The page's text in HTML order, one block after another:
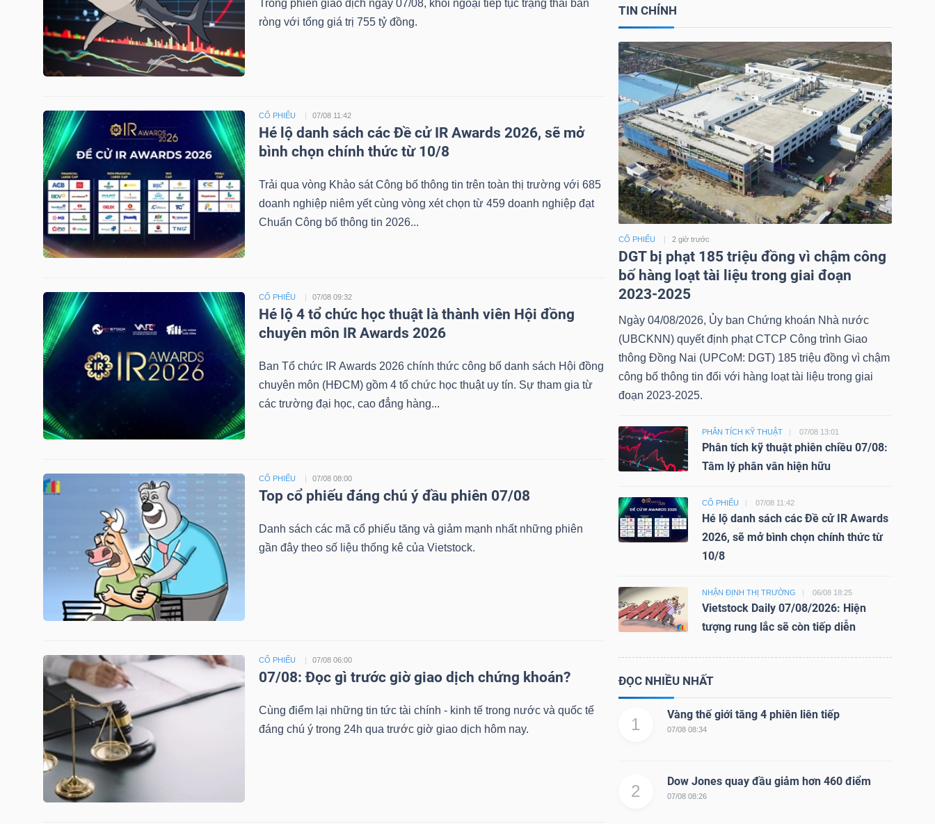
Trong phiên giao dịch ngày 07/08, khối ngoại tiếp tục trạng thái bán
ròng với tổng giá trị 755 tỷ đồng.
CỔ PHIẾU 07/08 11:42
Hé lộ danh sách các Đề cử IR Awards 2026, sẽ mở
bình chọn chính thức từ 10/8
Trải qua vòng Khảo sát Công bố thông tin trên toàn thị trường với 685
doanh nghiệp niêm yết cùng vòng xét chọn từ 459 doanh nghiệp đạt
Chuẩn Công bố thông tin 2026...
CỔ PHIẾU 07/08 09:32
Hé lộ 4 tổ chức học thuật là thành viên Hội đồng
chuyên môn IR Awards 2026
Ban Tổ chức IR Awards 2026 chính thức công bố danh sách Hội đồng
chuyên môn (HĐCM) gồm 4 tổ chức học thuật uy tín. Sự tham gia từ
các trường đại học, cao đẳng hàng...
CỔ PHIẾU 07/08 08:00
Top cổ phiếu đáng chú ý đầu phiên 07/08
Danh sách các mã cổ phiếu tăng và giảm mạnh nhất những phiên
gần đây theo số liệu thống kê của Vietstock.
CỔ PHIẾU 07/08 06:00
07/08: Đọc gì trước giờ giao dịch chứng khoán?
Cùng điểm lại những tin tức tài chính - kinh tế trong nước và quốc tế
đáng chú ý trong 24h qua trước giờ giao dịch hôm nay.
TIN CHÍNH
CỔ PHIẾU 2 giờ trước
DGT bị phạt 185 triệu đồng vì chậm công
bố hàng loạt tài liệu trong giai đoạn
2023-2025
Ngày 04/08/2026, Ủy ban Chứng khoán Nhà nước
(UBCKNN) quyết định phạt CTCP Công trình Giao
thông Đồng Nai (UPCoM: DGT) 185 triệu đồng vì chậm
công bố thông tin đối với hàng loạt tài liệu trong giai
đoạn 2023-2025.
PHÂN TÍCH KỸ THUẬT 07/08 13:01
Phân tích kỹ thuật phiên chiều 07/08:
Tâm lý phân vân hiện hữu
CỔ PHIẾU 07/08 11:42
Hé lộ danh sách các Đề cử IR Awards
2026, sẽ mở bình chọn chính thức từ
10/8
NHẬN ĐỊNH THỊ TRƯỜNG 06/08 18:25
Vietstock Daily 07/08/2026: Hiện
tượng rung lắc sẽ còn tiếp diễn
ĐỌC NHIỀU NHẤT
1
Vàng thế giới tăng 4 phiên liên tiếp
07/08 08:34
2
Dow Jones quay đầu giảm hơn 460 điểm
07/08 08:26
CÔNG
ĐẦU
TRUY
XUẤT
LIỆU
Ngành
SECTOR
NĂNG
LƯỢNG
TIÊU
DÙNG
KHÔNG